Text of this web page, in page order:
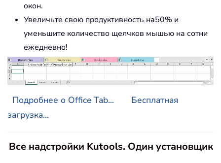
окон.
Увеличьте свою продуктивность на50% и
уменьшите количество щелчков мышью на сотни
ежедневно!
Подробнее о Office Tab...
Бесплатная
загрузка...
Все надстройки Kutools. Один установщик